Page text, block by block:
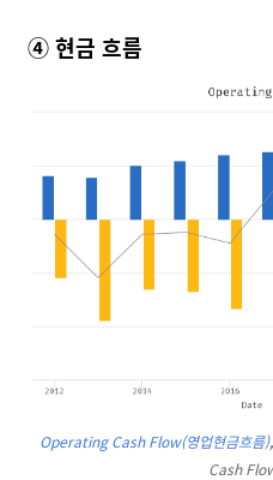
④ 현금 흐름
Operating Cash Flow(영업현금흐름),
Cash